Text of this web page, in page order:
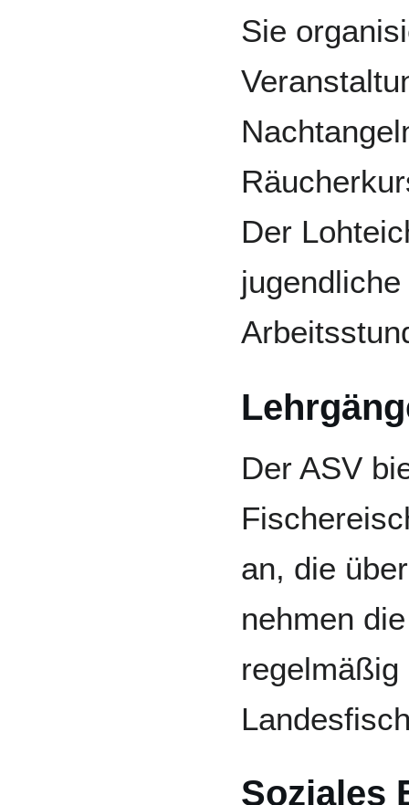
Sie
Der
Der ASV
an, die
nehmen
Soziales